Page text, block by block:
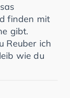
finden mit
gibt.
Reuber ich
wie du